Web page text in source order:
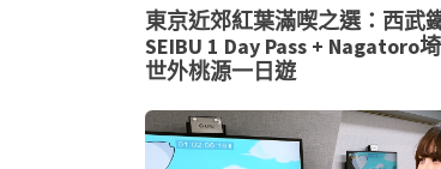
東京近郊紅葉滿喫之選：西武
SEIBU 1 Day Pass + Nagatoro
世外桃源一日遊